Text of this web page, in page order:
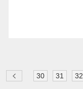
30
31 32